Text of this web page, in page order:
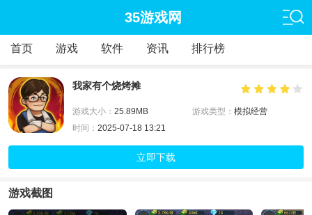
35游戏网
首页 游戏 软件 资讯 排行榜
我家有个烧烤摊
游戏大小： 25.89MB 游戏类型： 模拟经营
时间： 2025-07-18 13:21
立即下载
游戏截图